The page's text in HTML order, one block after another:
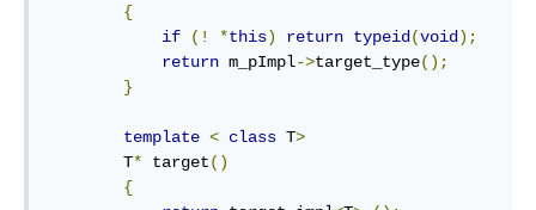
{
if
(! *this) return typeid (void );
return m_pImpl->target_type();
}
template < class T>
        T
* target()
{